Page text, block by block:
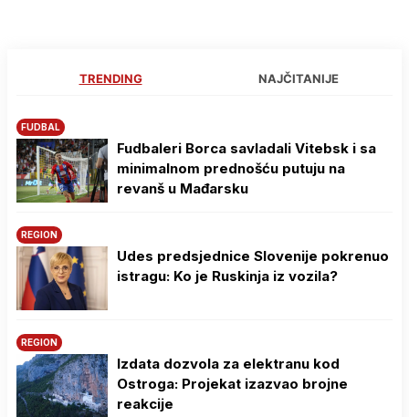
TRENDING NAJČITANIJE
FUDBAL
Fudbaleri Borca savladali Vitebsk i sa
minimalnom prednošću putuju na
revanš u Mađarsku
REGION
Udes predsjednice Slovenije pokrenuo
istragu: Ko je Ruskinja iz vozila?
REGION
Izdata dozvola za elektranu kod
Ostroga: Projekat izazvao brojne
reakcije